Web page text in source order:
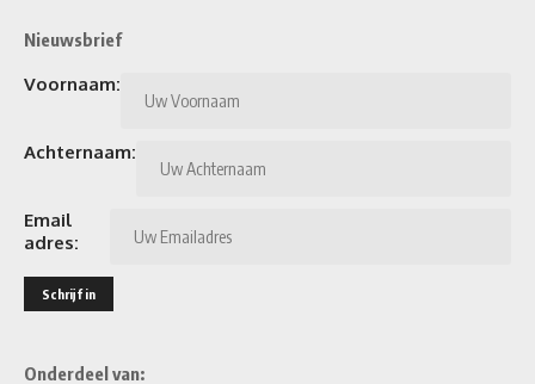
Nieuwsbrief
Voornaam:
Achternaam:
Email
adres:
Onderdeel van: